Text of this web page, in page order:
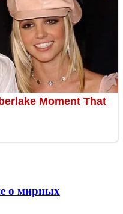
о мирных